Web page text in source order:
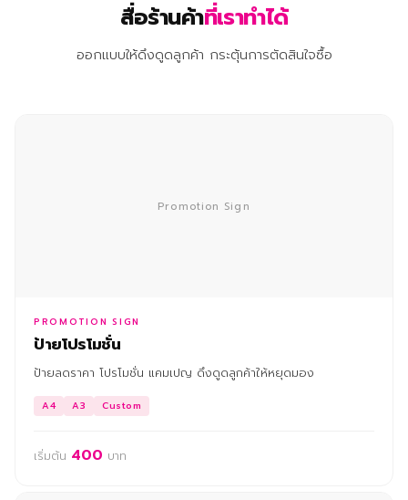
สื่อร้านค้าที่เราทำได้
ออกแบบให้ดึงดูดลูกค้า กระตุ้นการตัดสินใจซื้อ
Promotion Sign
PROMOTION SIGN
ป้ายโปรโมชั่น
ป้ายลดราคา โปรโมชั่น แคมเปญ ดึงดูดลูกค้าให้หยุดมอง
A4 A3 Custom
เริ่มต้น 400 บาท